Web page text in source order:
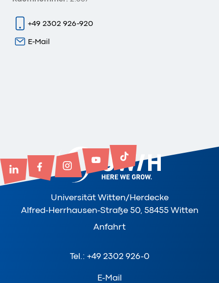
+49 2302 926-920
E-Mail
Universität Witten/Herdecke
Alfred-Herrhausen-Straße 50, 58455 Witten
Anfahrt
Tel.: +49 2302 926-0
E-Mail